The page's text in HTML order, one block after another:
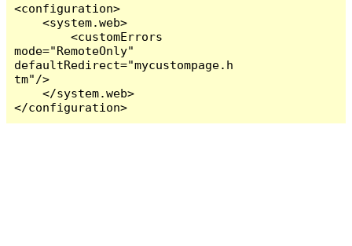
<configuration>
    <system.web>
        <customErrors
mode="RemoteOnly"
defaultRedirect="mycustompage.h
tm"/>
    </system.web>
</configuration>